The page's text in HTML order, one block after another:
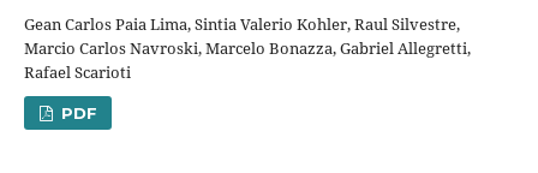
Gean Carlos Paia Lima, Sintia Valerio Kohler, Raul Silvestre,
Marcio Carlos Navroski, Marcelo Bonazza, Gabriel Allegretti,
Rafael Scarioti
PDF